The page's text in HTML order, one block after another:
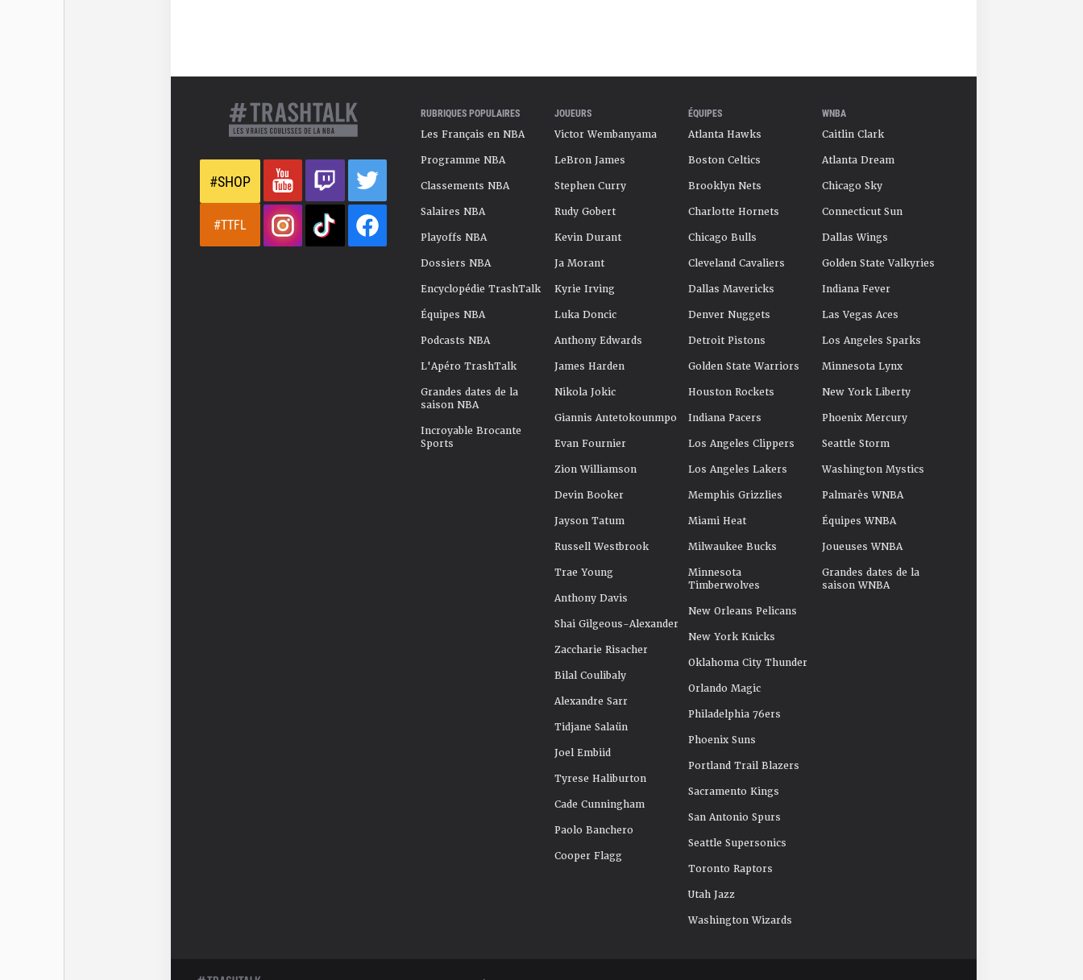
#SHOP
#TTFL
RUBRIQUES POPULAIRES
Les Français en NBA
Programme NBA
Classements NBA
Salaires NBA
Playoffs NBA
Dossiers NBA
Encyclopédie TrashTalk
Équipes NBA
Podcasts NBA
L'Apéro TrashTalk
Grandes dates de la
saison NBA
Incroyable Brocante
Sports
JOUEURS
Victor Wembanyama
LeBron James
Stephen Curry
Rudy Gobert
Kevin Durant
Ja Morant
Kyrie Irving
Luka Doncic
Anthony Edwards
James Harden
Nikola Jokic
Giannis Antetokounmpo
Evan Fournier
Zion Williamson
Devin Booker
Jayson Tatum
Russell Westbrook
Trae Young
Anthony Davis
Shai Gilgeous-Alexander
Zaccharie Risacher
Bilal Coulibaly
Alexandre Sarr
Tidjane Salaün
Joel Embiid
Tyrese Haliburton
Cade Cunningham
Paolo Banchero
Cooper Flagg
ÉQUIPES
Atlanta Hawks
Boston Celtics
Brooklyn Nets
Charlotte Hornets
Chicago Bulls
Cleveland Cavaliers
Dallas Mavericks
Denver Nuggets
Detroit Pistons
Golden State Warriors
Houston Rockets
Indiana Pacers
Los Angeles Clippers
Los Angeles Lakers
Memphis Grizzlies
Miami Heat
Milwaukee Bucks
Minnesota
Timberwolves
New Orleans Pelicans
New York Knicks
Oklahoma City Thunder
Orlando Magic
Philadelphia 76ers
Phoenix Suns
Portland Trail Blazers
Sacramento Kings
San Antonio Spurs
Seattle Supersonics
Toronto Raptors
Utah Jazz
Washington Wizards
WNBA
Caitlin Clark
Atlanta Dream
Chicago Sky
Connecticut Sun
Dallas Wings
Golden State Valkyries
Indiana Fever
Las Vegas Aces
Los Angeles Sparks
Minnesota Lynx
New York Liberty
Phoenix Mercury
Seattle Storm
Washington Mystics
Palmarès WNBA
Équipes WNBA
Joueuses WNBA
Grandes dates de la
saison WNBA